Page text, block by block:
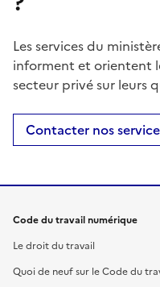
Les services du
informent et orientent
secteur privé sur leurs
Contacter nos
Code du travail numérique
Le droit du travail
Quoi de neuf sur le Code du